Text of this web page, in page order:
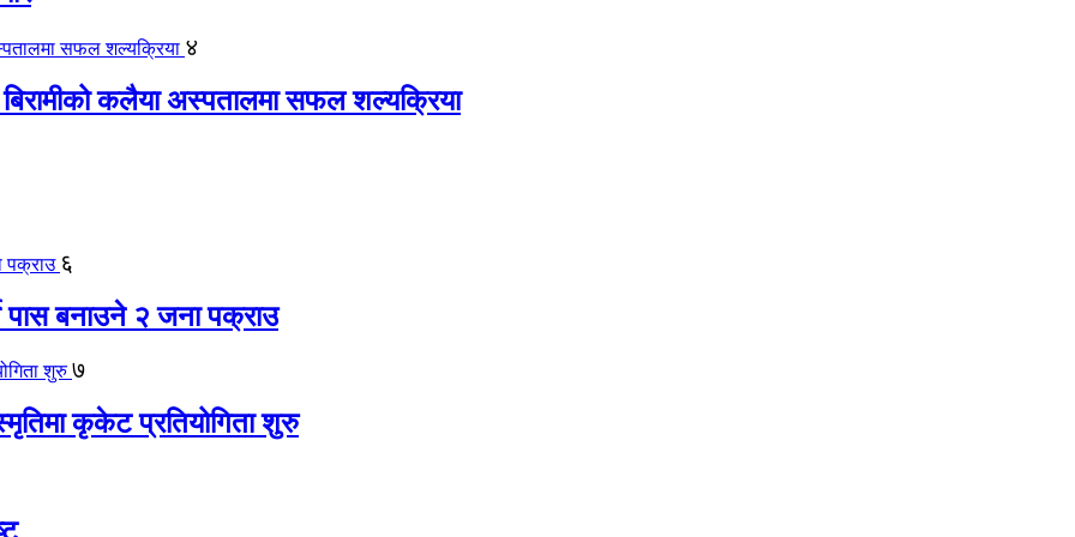
४
कलैया अस्पतालमा सफल शल्यक्रिया
६
पास बनाउने २ जना पक्राउ
७
कृकेट प्रतियोगिता शुरु